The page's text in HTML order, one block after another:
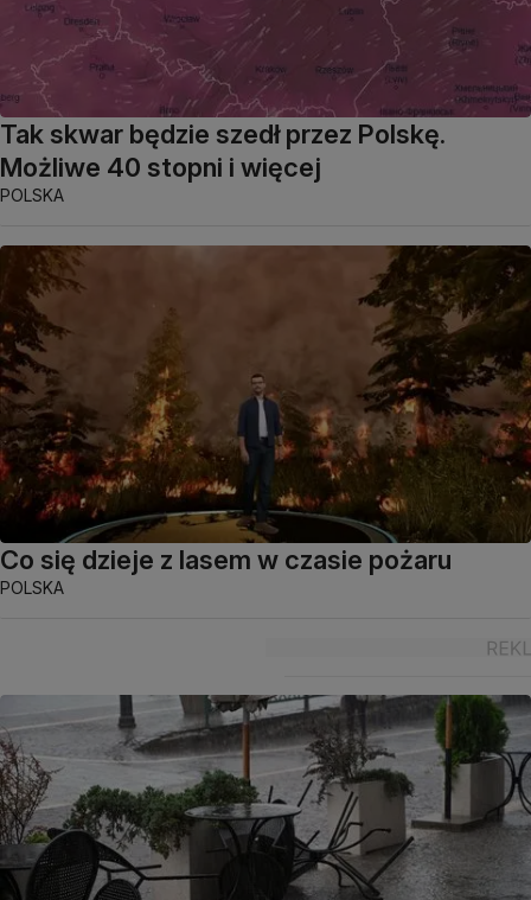
Tak skwar będzie szedł przez Polskę.
Możliwe 40 stopni i więcej
POLSKA
Co się dzieje z lasem w czasie pożaru
POLSKA